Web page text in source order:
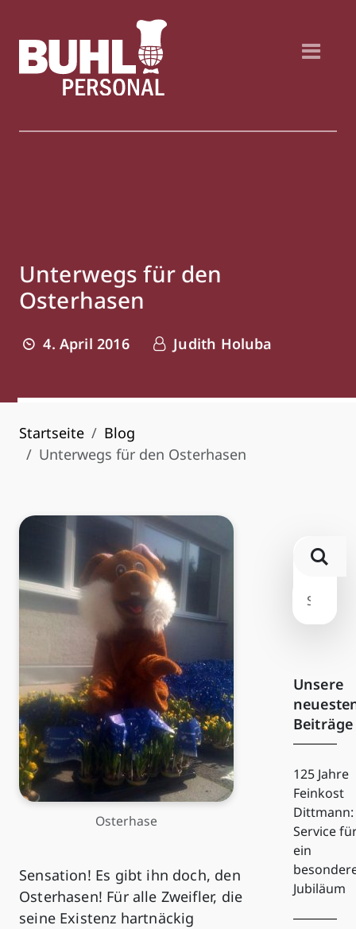
Unterwegs für den
Osterhasen
4. April 2016 Judith Holuba
Startseite
Blog
Unterwegs für den Osterhasen
Osterhase
Sensation! Es gibt ihn doch, den
Osterhasen! Für alle Zweifler, die
seine Existenz hartnäckig
Unsere
Beiträge
125 Jahre
Feinkost
Dittmann:
Service
ein
Jubiläum